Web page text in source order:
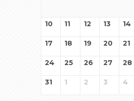
10 11 12 13 14
17 18 19 20 21
24 25 26 27 28
31 1 2 3 4